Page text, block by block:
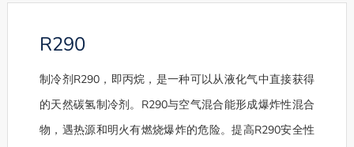
R290
制冷剂R290，即丙烷，是一种可以从液化气中直接获得
的天然碳氢制冷剂。R290与空气混合能形成爆炸性混合
物，遇热源和明火有燃烧爆炸的危险。提高R290安全性